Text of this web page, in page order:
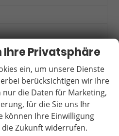
Privatsphäre
ein, um unsere Dienste
berücksichtigen wir Ihre
die Daten für Marketing,
für die Sie uns Ihr
können Ihre Einwilligung
Zukunft widerrufen.